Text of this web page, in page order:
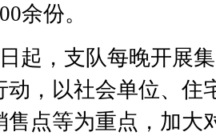
余份。
，支队每晚开展
动，以社会单位、住
售点等为重点，加大